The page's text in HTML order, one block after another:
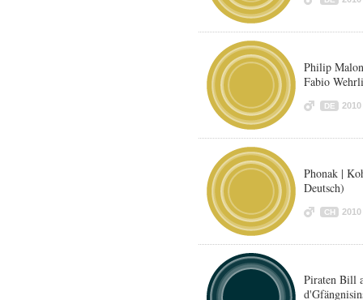
Philip
Fabio
DE 2010
Phonak |
Deutsch)
CH 2010
Piraten Bill